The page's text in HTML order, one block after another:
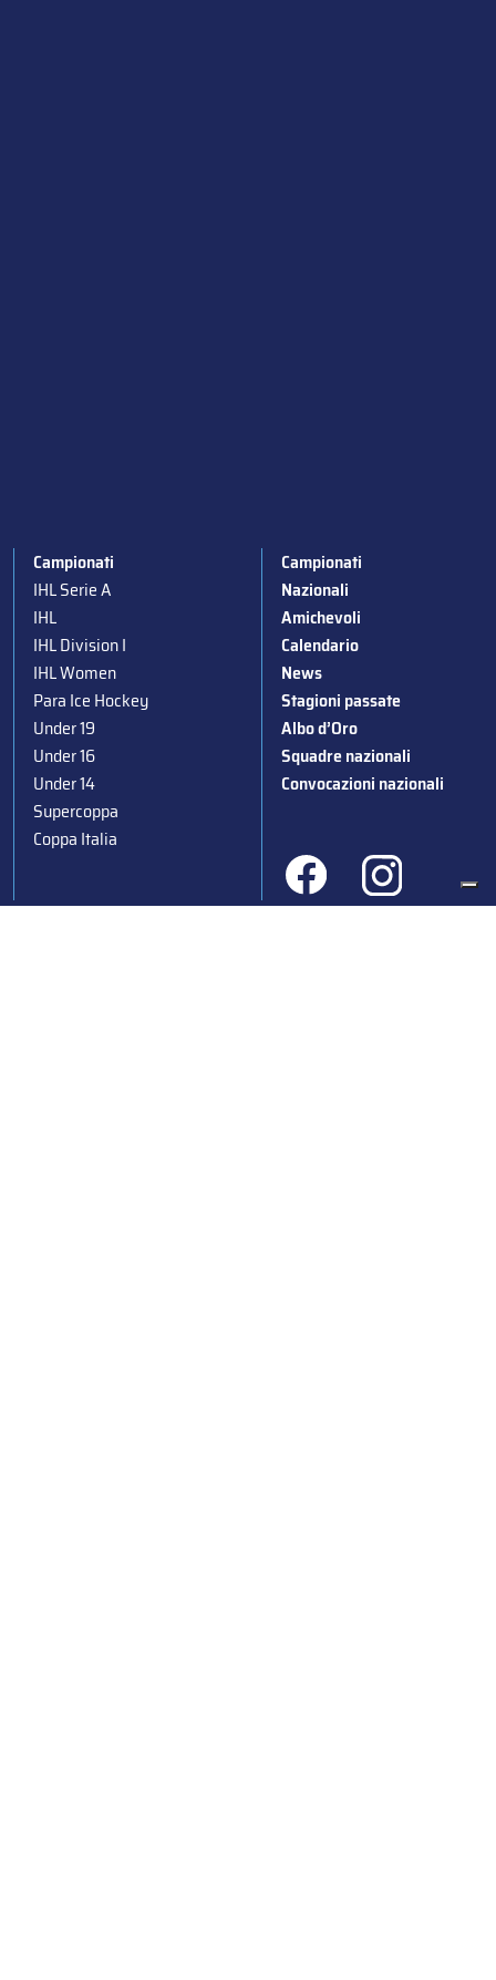
Campionati
IHL Serie A
IHL
IHL Division I
IHL Women
Para Ice Hockey
Under 19
Under 16
Under 14
Supercoppa
Coppa Italia
Campionati
Nazionali
Amichevoli
Calendario
News
Stagioni passate
Albo d’Oro
Squadre nazionali
Convocazioni nazionali